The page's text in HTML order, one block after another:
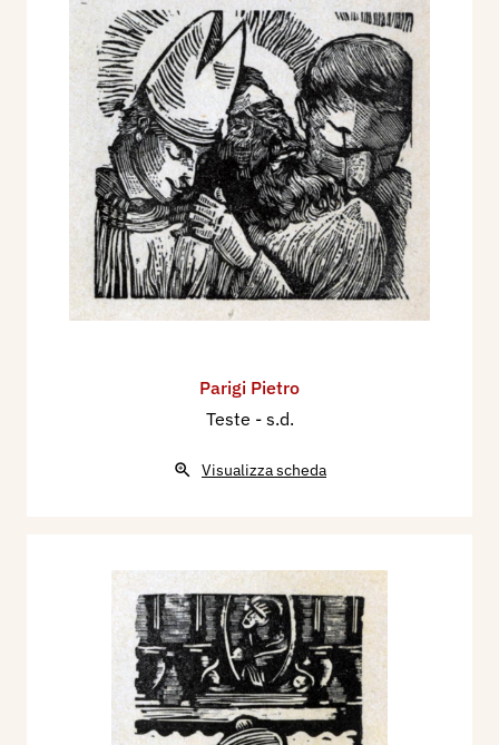
Parigi Pietro
Teste - s.d.
Visualizza scheda